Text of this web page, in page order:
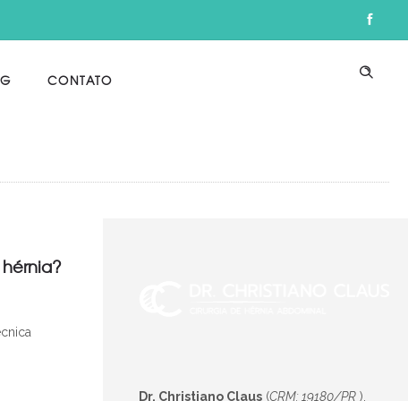
CONTATO
Dr. Christiano Claus(CRM: 19180/PR),